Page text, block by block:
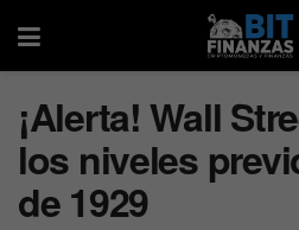
¡Alerta! Wall
los niveles
de 1929